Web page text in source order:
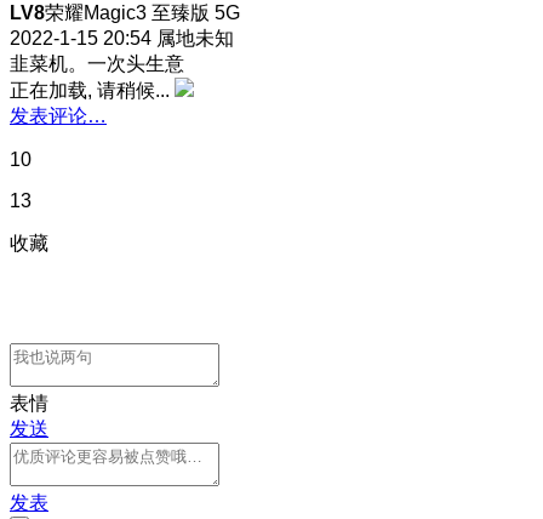
LV8荣耀Magic3 至臻版 5G
2022-1-15 20:54 属地未知
韭菜机。一次头生意
正在加载, 请稍候...
发表评论…
10
13
收藏
表情
发送
发表